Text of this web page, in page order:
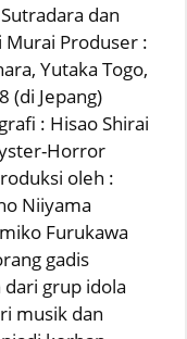
dan
Murai Produser :
Yutaka Togo,
(di Jepang)
: Hisao Shirai
Horror
oleh :
Niiyama
Furukawa
gadis
grup idola
musik dan